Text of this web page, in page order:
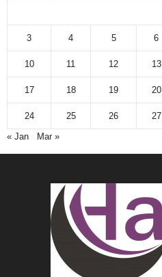
3 4 5 6
10 11 12 13
17 18 19 20
24 25 26 27
« Jan
Mar »